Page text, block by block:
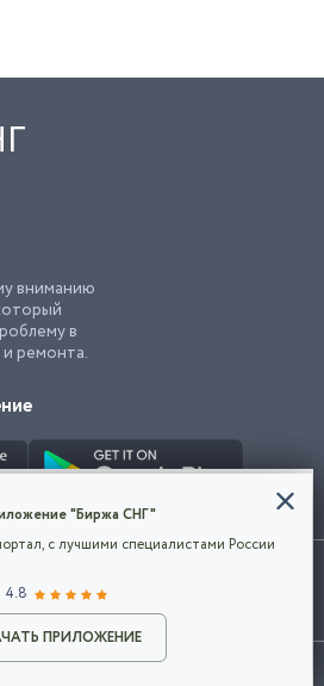
объявление
вниманию
в
ремонта.
подача объявлений, означает
являются собственностью их
Биржа СНГ
cookie, чтобы сделать
каждого
компании
использования cookie.
"Биржа СНГ"
с лучшими специалистами России
4.8
ПРИЛОЖЕНИЕ